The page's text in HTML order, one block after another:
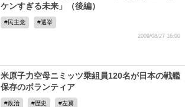
ケンすぎる未来」（後編）
民主党 選挙
2009/08/27 16:00
米原子力空母ニミッツ乗組員120名が日本の戦艦
保存のボランティア
政治 歴史 左翼